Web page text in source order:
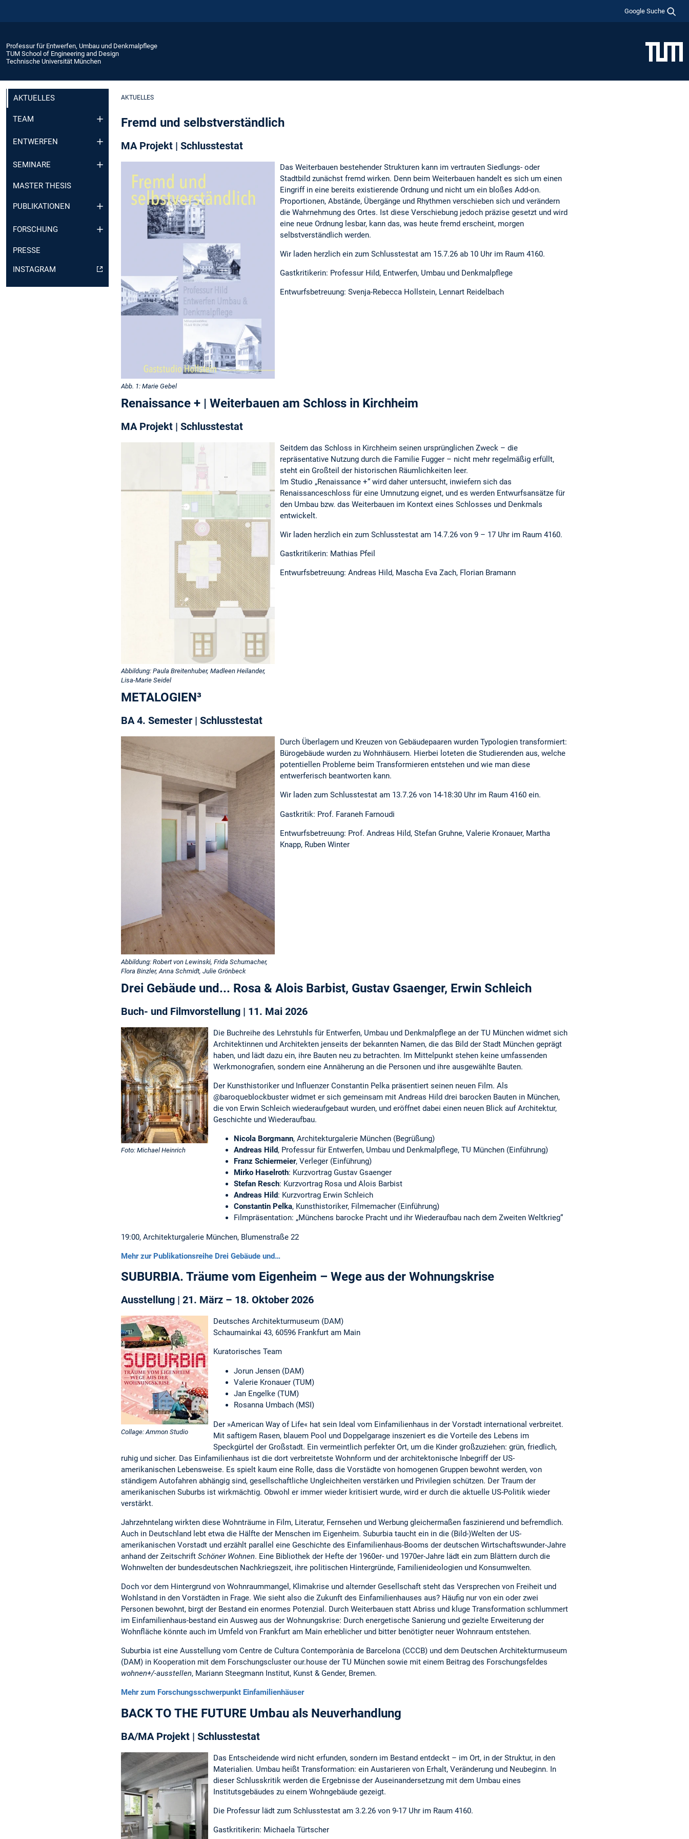
Google Suche
Professur für Entwerfen, Umbau und Denkmalpflege
TUM School of Engineering and Design
Technische Universität München
AKTUELLES
TEAM
ENTWERFEN
SEMINARE
MASTER THESIS
PUBLIKATIONEN
FORSCHUNG
PRESSE
INSTAGRAM
AKTUELLES
Fremd und selbstverständlich
MA Projekt | Schlusstestat
Abb. 1: Marie Gebel
Das Weiterbauen bestehender Strukturen kann im vertrauten Siedlungs- oder
Stadtbild zunächst fremd wirken. Denn beim Weiterbauen handelt es sich um einen
Eingriff in eine bereits existierende Ordnung und nicht um ein bloßes Add-on.
Proportionen, Abstände, Übergänge und Rhythmen verschieben sich und verändern
die Wahrnehmung des Ortes. Ist diese Verschiebung jedoch präzise gesetzt und wird
eine neue Ordnung lesbar, kann das, was heute fremd erscheint, morgen
selbstverständlich werden.
Wir laden herzlich ein zum Schlusstestat am 15.7.26 ab 10 Uhr im Raum 4160.
Gastkritikerin: Professur Hild, Entwerfen, Umbau und Denkmalpflege
Entwurfsbetreuung: Svenja-Rebecca Hollstein, Lennart Reidelbach
Renaissance + | Weiterbauen am Schloss in Kirchheim
MA Projekt | Schlusstestat
Abbildung: Paula Breitenhuber, Madleen Heilander,
Lisa-Marie Seidel
Seitdem das Schloss in Kirchheim seinen ursprünglichen Zweck – die
repräsentative Nutzung durch die Familie Fugger – nicht mehr regelmäßig erfüllt,
steht ein Großteil der historischen Räumlichkeiten leer.
Im Studio „Renaissance +“ wird daher untersucht, inwiefern sich das
Renaissanceschloss für eine Umnutzung eignet, und es werden Entwurfsansätze für
den Umbau bzw. das Weiterbauen im Kontext eines Schlosses und Denkmals
entwickelt.
Wir laden herzlich ein zum Schlusstestat am 14.7.26 von 9 – 17 Uhr im Raum 4160.
Gastkritikerin: Mathias Pfeil
Entwurfsbetreuung: Andreas Hild, Mascha Eva Zach, Florian Bramann
METALOGIEN³
BA 4. Semester | Schlusstestat
Abbildung: Robert von Lewinski, Frida Schumacher,
Flora Binzler, Anna Schmidt, Julie Grönbeck
Durch Überlagern und Kreuzen von Gebäudepaaren wurden Typologien transformiert:
Bürogebäude wurden zu Wohnhäusern. Hierbei loteten die Studierenden aus, welche
potentiellen Probleme beim Transformieren entstehen und wie man diese
entwerferisch beantworten kann.
Wir laden zum Schlusstestat am 13.7.26 von 14-18:30 Uhr im Raum 4160 ein.
Gastkritik: Prof. Faraneh Farnoudi
Entwurfsbetreuung: Prof. Andreas Hild, Stefan Gruhne, Valerie Kronauer, Martha
Knapp, Ruben Winter
Drei Gebäude und... Rosa & Alois Barbist, Gustav Gsaenger, Erwin Schleich
Buch- und Filmvorstellung | 11. Mai 2026
Foto: Michael Heinrich
Die Buchreihe des Lehrstuhls für Entwerfen, Umbau und Denkmalpflege an der TU München widmet sich
Architektinnen und Architekten jenseits der bekannten Namen, die das Bild der Stadt München geprägt
haben, und lädt dazu ein, ihre Bauten neu zu betrachten. Im Mittelpunkt stehen keine umfassenden
Werkmonografien, sondern eine Annäherung an die Personen und ihre ausgewählte Bauten.
Der Kunsthistoriker und Influenzer Constantin Pelka präsentiert seinen neuen Film. Als
@baroqueblockbuster widmet er sich gemeinsam mit Andreas Hild drei barocken Bauten in München,
die von Erwin Schleich wiederaufgebaut wurden, und eröffnet dabei einen neuen Blick auf Architektur,
Geschichte und Wiederaufbau.
Nicola Borgmann, Architekturgalerie München (Begrüßung)
Andreas Hild, Professur für Entwerfen, Umbau und Denkmalpflege, TU München (Einführung)
Franz Schiermeier, Verleger (Einführung)
Mirko Haselroth: Kurzvortrag Gustav Gsaenger
Stefan Resch: Kurzvortrag Rosa und Alois Barbist
Andreas Hild: Kurzvortrag Erwin Schleich
Constantin Pelka, Kunsthistoriker, Filmemacher (Einführung)
Filmpräsentation: „Münchens barocke Pracht und ihr Wiederaufbau nach dem Zweiten Weltkrieg“
19:00, Architekturgalerie München, Blumenstraße 22
Mehr zur Publikationsreihe Drei Gebäude und…
SUBURBIA. Träume vom Eigenheim – Wege aus der Wohnungskrise
Ausstellung | 21. März – 18. Oktober 2026
Collage: Ammon Studio
Deutsches Architekturmuseum (DAM)
Schaumainkai 43, 60596 Frankfurt am Main
Kuratorisches Team
Jorun Jensen (DAM)
Valerie Kronauer (TUM)
Jan Engelke (TUM)
Rosanna Umbach (MSI)
Der »American Way of Life« hat sein Ideal vom Einfamilienhaus in der Vorstadt international verbreitet.
Mit saftigem Rasen, blauem Pool und Doppelgarage inszeniert es die Vorteile des Lebens im
Speckgürtel der Großstadt. Ein vermeintlich perfekter Ort, um die Kinder großzuziehen: grün, friedlich,
ruhig und sicher. Das Einfamilienhaus ist die dort verbreitetste Wohnform und der architektonische Inbegriff der US-
amerikanischen Lebensweise. Es spielt kaum eine Rolle, dass die Vorstädte von homogenen Gruppen bewohnt werden, von
ständigem Autofahren abhängig sind, gesellschaftliche Ungleichheiten verstärken und Privilegien schützen. Der Traum der
amerikanischen Suburbs ist wirkmächtig. Obwohl er immer wieder kritisiert wurde, wird er durch die aktuelle US-Politik wieder
verstärkt.
Jahrzehntelang wirkten diese Wohnträume in Film, Literatur, Fernsehen und Werbung gleichermaßen faszinierend und befremdlich.
Auch in Deutschland lebt etwa die Hälfte der Menschen im Eigenheim. Suburbia taucht ein in die (Bild-)Welten der US-
amerikanischen Vorstadt und erzählt parallel eine Geschichte des Einfamilienhaus-Booms der deutschen Wirtschaftswunder-Jahre
anhand der Zeitschrift Schöner Wohnen. Eine Bibliothek der Hefte der 1960er- und 1970er-Jahre lädt ein zum Blättern durch die
Wohnwelten der bundesdeutschen Nachkriegszeit, ihre politischen Hintergründe, Familienideologien und Konsumwelten.
Doch vor dem Hintergrund von Wohnraummangel, Klimakrise und alternder Gesellschaft steht das Versprechen von Freiheit und
Wohlstand in den Vorstädten in Frage. Wie sieht also die Zukunft des Einfamilienhauses aus? Häufig nur von ein oder zwei
Personen bewohnt, birgt der Bestand ein enormes Potenzial. Durch Weiterbauen statt Abriss und kluge Transformation schlummert
im Einfamilienhaus-bestand ein Ausweg aus der Wohnungskrise: Durch energetische Sanierung und gezielte Erweiterung der
Wohnfläche könnte auch im Umfeld von Frankfurt am Main erheblicher und bitter benötigter neuer Wohnraum entstehen.
Suburbia ist eine Ausstellung vom Centre de Cultura Contemporània de Barcelona (CCCB) und dem Deutschen Architekturmuseum
(DAM) in Kooperation mit dem Forschungscluster our.house der TU München sowie mit einem Beitrag des Forschungsfeldes
wohnen+/-ausstellen, Mariann Steegmann Institut, Kunst & Gender, Bremen.
Mehr zum Forschungsschwerpunkt Einfamilienhäuser
BACK TO THE FUTURE Umbau als Neuverhandlung
BA/MA Projekt | Schlusstestat
Das Entscheidende wird nicht erfunden, sondern im Bestand entdeckt – im Ort, in der Struktur, in den
Materialien. Umbau heißt Transformation: ein Austarieren von Erhalt, Veränderung und Neubeginn. In
dieser Schlusskritik werden die Ergebnisse der Auseinandersetzung mit dem Umbau eines
Institutsgebäudes zu einem Wohngebäude gezeigt.
Die Professur lädt zum Schlusstestat am 3.2.26 von 9-17 Uhr im Raum 4160.
Gastkritikerin: Michaela Türtscher